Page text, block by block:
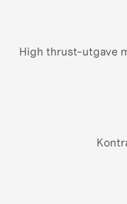
High thrust-utgave